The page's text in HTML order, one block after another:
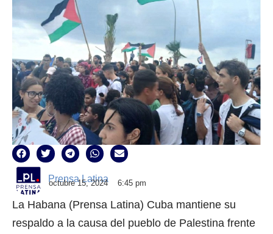
Prensa Latina
octubre 15, 2024 6:45 pm
La Habana (Prensa Latina) Cuba mantiene su
respaldo a la causa del pueblo de Palestina frente